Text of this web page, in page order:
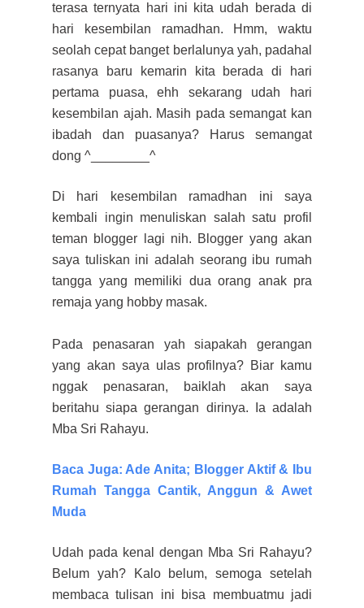
terasa ternyata hari ini kita udah berada di
hari kesembilan ramadhan. Hmm, waktu
seolah cepat banget berlalunya yah, padahal
rasanya baru kemarin kita berada di hari
pertama puasa, ehh sekarang udah hari
kesembilan ajah. Masih pada semangat kan
ibadah dan puasanya? Harus semangat
dong ^________^
Di hari kesembilan ramadhan ini saya
kembali ingin menuliskan salah satu profil
teman blogger lagi nih. Blogger yang akan
saya tuliskan ini adalah seorang ibu rumah
tangga yang memiliki dua orang anak pra
remaja yang hobby masak.
Pada penasaran yah siapakah gerangan
yang akan saya ulas profilnya? Biar kamu
nggak penasaran, baiklah akan saya
beritahu siapa gerangan dirinya. Ia adalah
Mba Sri Rahayu.
Baca Juga: Ade Anita; Blogger Aktif & Ibu
Rumah Tangga Cantik, Anggun & Awet
Muda
Udah pada kenal dengan Mba Sri Rahayu?
Belum yah? Kalo belum, semoga setelah
membaca tulisan ini bisa membuatmu jadi